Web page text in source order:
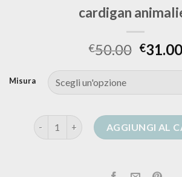
cardigan
€50.00 €31.00
Misura
cardigan animalier quantità
AGGIUNGI AL